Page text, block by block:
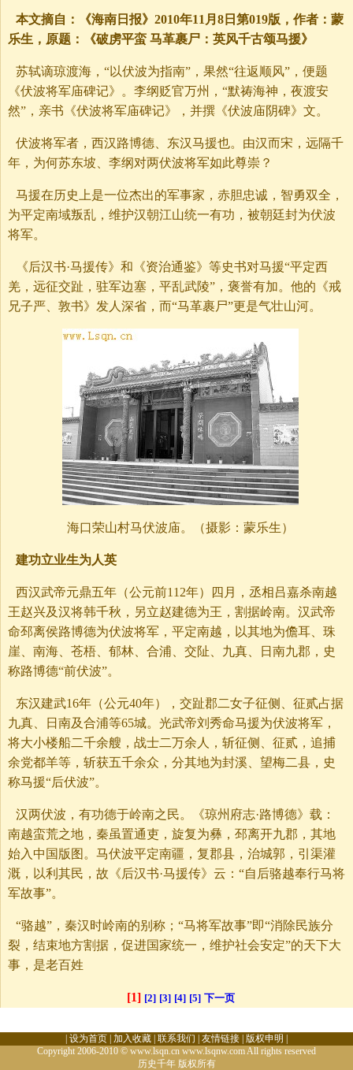
本文摘自：《海南日报》2010年11月8日第019版，作者：蒙
乐生，原题：《破虏平蛮 马革裹尸：英风千古颂马援》
苏轼谪琼渡海，“以伏波为指南”，果然“往返顺风”，便题
《伏波将军庙碑记》。李纲贬官万州，“默祷海神，夜渡安
然”，亲书《伏波将军庙碑记》，并撰《伏波庙阴碑》文。
伏波将军者，西汉路博德、东汉马援也。由汉而宋，远隔千
年，为何苏东坡、李纲对两伏波将军如此尊崇？
马援在历史上是一位杰出的军事家，赤胆忠诚，智勇双全，
为平定南域叛乱，维护汉朝江山统一有功，被朝廷封为伏波
将军。
《后汉书·马援传》和《资治通鉴》等史书对马援“平定西
羌，远征交趾，驻军边塞，平乱武陵”，褒誉有加。他的《戒
兄子严、敦书》发人深省，而“马革裹尸”更是气壮山河。
海口荣山村马伏波庙。（摄影：蒙乐生）
建功立业生为人英
西汉武帝元鼎五年（公元前112年）四月，丞相吕嘉杀南越
王赵兴及汉将韩千秋，另立赵建德为王，割据岭南。汉武帝
命邳离侯路博德为伏波将军，平定南越，以其地为儋耳、珠
崖、南海、苍梧、郁林、合浦、交阯、九真、日南九郡，史
称路博德“前伏波”。
东汉建武16年（公元40年），交趾郡二女子征侧、征贰占据
九真、日南及合浦等65城。光武帝刘秀命马援为伏波将军，
将大小楼船二千余艘，战士二万余人，斩征侧、征贰，追捕
余党都羊等，斩获五千余众，分其地为封溪、望梅二县，史
称马援“后伏波”。
汉两伏波，有功德于岭南之民。《琼州府志·路博德》载：
南越蛮荒之地，秦虽置通吏，旋复为彝，邳离开九郡，其地
始入中国版图。马伏波平定南疆，复郡县，治城郭，引渠灌
溉，以利其民，故《后汉书·马援传》云：“自后骆越奉行马将
军故事”。
“骆越”，秦汉时岭南的别称；“马将军故事”即“消除民族分
裂，结束地方割据，促进国家统一，维护社会安定”的天下大
事，是老百姓
[1] [2] [3] [4] [5] 下一页
设为首页 加入收藏 联系我们 友情链接 版权申明
Copyright 2006-2010 © www.lsqn.cn www.lsqnw.com All rights reserved
历史千年版权所有